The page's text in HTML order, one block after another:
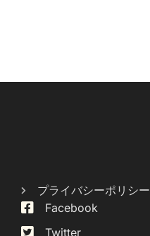
プライバシーポリシー
Facebook
Twitter